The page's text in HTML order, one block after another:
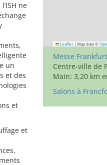
ne
un
et des
et
et
Leaflet | Map data ©
Messe Frankfurt
Centre-ville de
Main: 3,20 km
Salons à